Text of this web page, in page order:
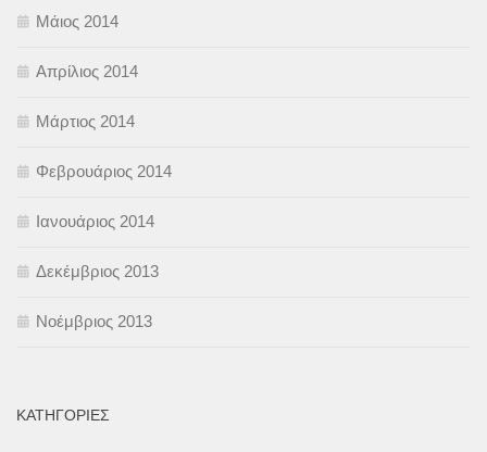
Μάιος 2014
Απρίλιος 2014
Μάρτιος 2014
Φεβρουάριος 2014
Ιανουάριος 2014
Δεκέμβριος 2013
Νοέμβριος 2013
KΑΤΗΓΟΡΊΕΣ